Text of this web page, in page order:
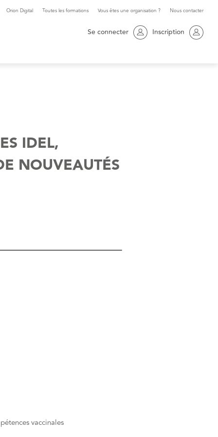
Orion Digital Toutes les formations Vous êtes une organisation ? Nous contacter
Se connecter Inscription
IDEL,
NOUVEAUTÉS
vaccinales